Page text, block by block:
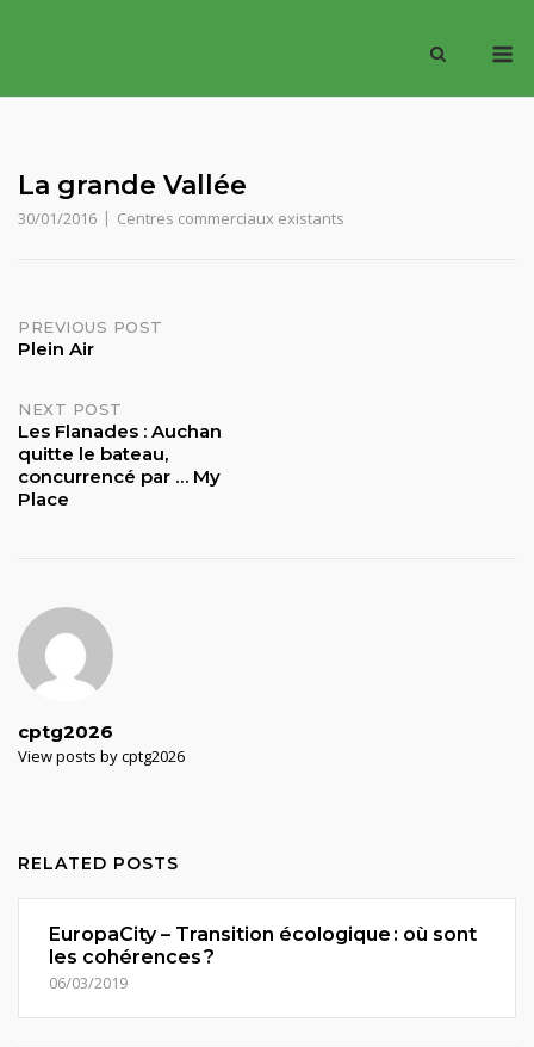
La grande Vallée
30/01/2016 Centres commerciaux existants
Post
PREVIOUS POST
Plein Air
NEXT POST
Les Flanades : Auchan
quitte le bateau,
concurrencé par … My
Place
cptg2026
View posts by cptg2026
RELATED POSTS
EuropaCity – Transition écologique : où sont
les cohérences ?
06/03/2019